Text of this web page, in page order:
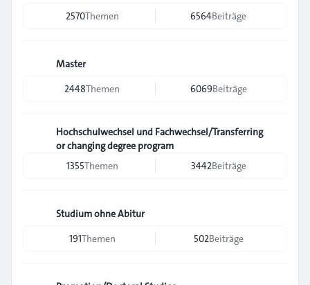
2570Themen 6564Beiträge
Master
2448Themen 6069Beiträge
Hochschulwechsel und Fachwechsel/Transferring
or changing degree program
1355Themen 3442Beiträge
Studium ohne Abitur
191Themen 502Beiträge